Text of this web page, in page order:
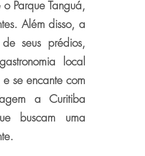
Parque Tanguá,
Além disso, a
seus prédios,
local
se encante com
a Curitiba
buscam uma